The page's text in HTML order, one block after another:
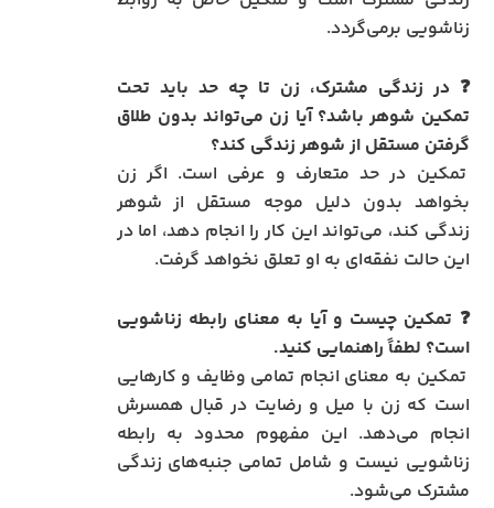
زناشویی برمی‌گردد.
❓ در زندگی مشترک، زن تا چه حد باید تحت
تمکین شوهر باشد؟ آیا زن می‌تواند بدون طلاق
گرفتن مستقل از شوهر زندگی کند؟
تمکین در حد متعارف و عرفی است. اگر زن
بخواهد بدون دلیل موجه مستقل از شوهر
زندگی کند، می‌تواند این کار را انجام دهد، اما در
این حالت نفقه‌ای به او تعلق نخواهد گرفت.
❓ تمکین چیست و آیا به معنای رابطه زناشویی
است؟ لطفاً راهنمایی کنید.
تمکین به معنای انجام تمامی وظایف و کارهایی
است که زن با میل و رضایت در قبال همسرش
انجام می‌دهد. این مفهوم محدود به رابطه
زناشویی نیست و شامل تمامی جنبه‌های زندگی
مشترک می‌شود.